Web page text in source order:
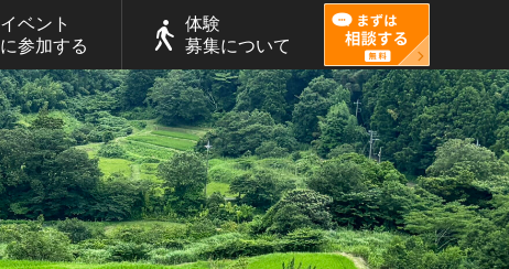
イベント
に参加する
体験
募集について